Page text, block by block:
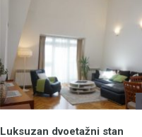
Luksuzan dvoetažni stan